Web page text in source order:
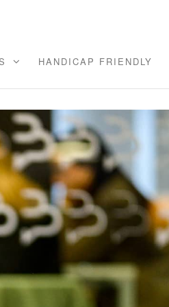
HANDICAP FRIENDLY